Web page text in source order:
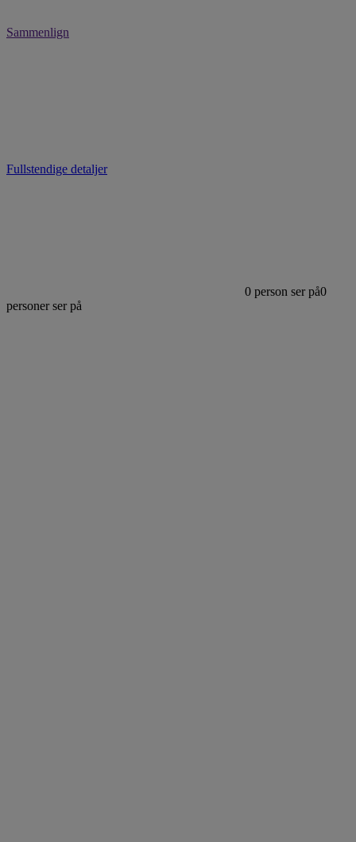
Sammenlign
Fullstendige detaljer
0 person ser på0
personer ser på